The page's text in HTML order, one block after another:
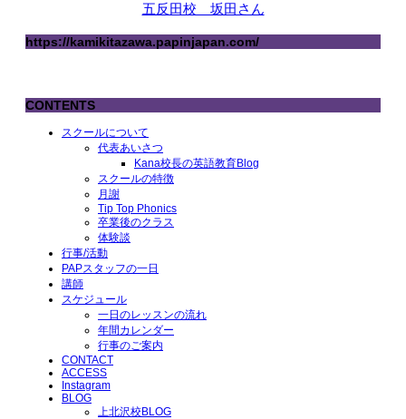
五反田校 坂田さん
https://kamikitazawa.papinjapan.com/
CONTENTS
スクールについて
代表あいさつ
Kana校長の英語教育Blog
スクールの特徴
月謝
Tip Top Phonics
卒業後のクラス
体験談
行事/活動
PAPスタッフの一日
講師
スケジュール
一日のレッスンの流れ
年間カレンダー
行事のご案内
CONTACT
ACCESS
Instagram
BLOG
上北沢校BLOG